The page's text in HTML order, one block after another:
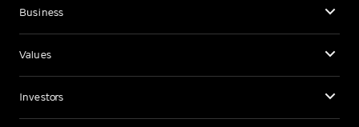
Business
Values
Investors